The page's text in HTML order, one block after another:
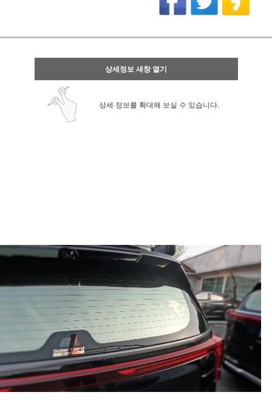
상세정보 새창 열기
상세 정보를 확대해 보실 수 있습니다.